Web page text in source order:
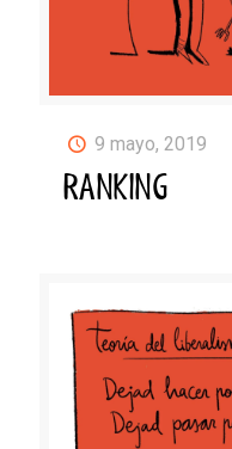
9 mayo, 2019
RANKING